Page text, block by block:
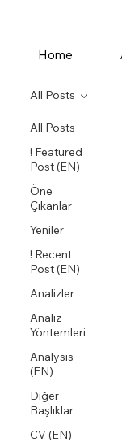
Home
All Posts
! Featured
Post (EN)
Öne
Çıkanlar
Yeniler
! Recent
Post (EN)
Analizler
Analiz
Yöntemleri
Analysis
(EN)
Diğer
Başlıklar
CV (EN)
All Posts